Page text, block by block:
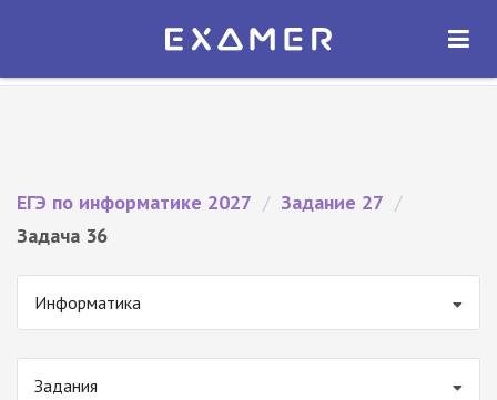
Экзамер — ЕГЭ 2027
ОТКРЫТЬ
ЕГЭ по информатике 2027 / Задание 27 /
Задача 36
Информатика
Задания